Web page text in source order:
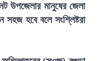
উপজেলার মানুষের জেলা
সহজ হবে বলে সংশ্লিষ্টরা